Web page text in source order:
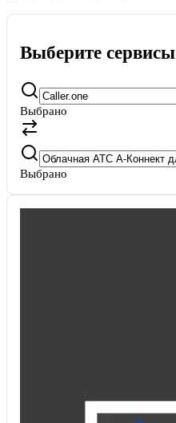
Выберите сервисы
Выбрано
Выбрано